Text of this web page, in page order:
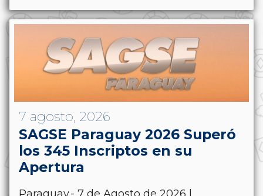
7 agosto, 2026
SAGSE Paraguay 2026 Superó
los 345 Inscriptos en su
Apertura